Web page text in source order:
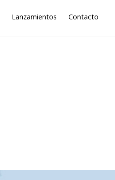
Lanzamientos Contacto